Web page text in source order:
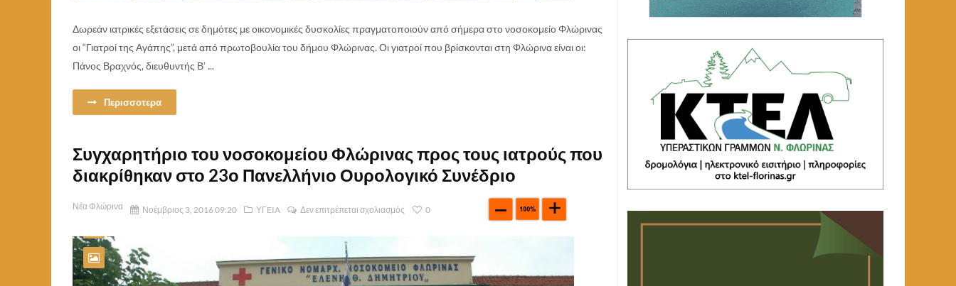
Δωρεάν ιατρικές εξετάσεις σε δημότες με οικονομικές δυσκολίες πραγματοποιούν από σήμερα στο νοσοκομείο Φλώρινας
οι “Γιατροί της Αγάπης”, μετά από πρωτοβουλία του δήμου Φλώρινας. Οι γιατροί που βρίσκονται στη Φλώρινα είναι οι:
Πάνος Βραχνός, διευθυντής Β’ ...
Περισσοτερα
Συγχαρητήριο του νοσοκομείου Φλώρινας προς τους ιατρούς που
διακρίθηκαν στο 23ο Πανελλήνιο Ουρολογικό Συνέδριο
Νέα Φλώρινα Νοέμβριος 3, 2016 09:20 ΥΓEIA Δεν επιτρέπεται σχολιασμός 0